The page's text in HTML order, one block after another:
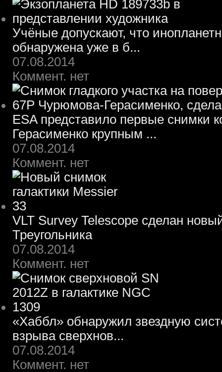
Учёные допускают, что
обнаружена уже в б...
07.08.2014
Коммент. нет
ESA представило первые снимки
Герасименко крупным ...
07.08.2014
Коммент. нет
VLT Survey Telescope сделан
Треугольника
07.08.2014
Коммент. нет
«Хаббл» обнаружил звездную
взрыва сверхнов...
07.08.2014
Коммент. нет